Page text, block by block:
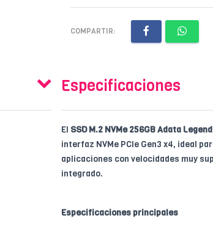
COMPARTIR:
Especificaciones
El SSD M.2 NVMe 256GB Adata
interfaz NVMe PCIe Gen3 x4, ideal
aplicaciones con velocidades muy
integrado.
Especificaciones principales